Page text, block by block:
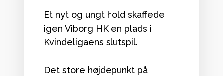
Et nyt og ungt hold skaffede
igen Viborg HK en plads i
Kvindeligaens slutspil.
Det store højdepunkt på